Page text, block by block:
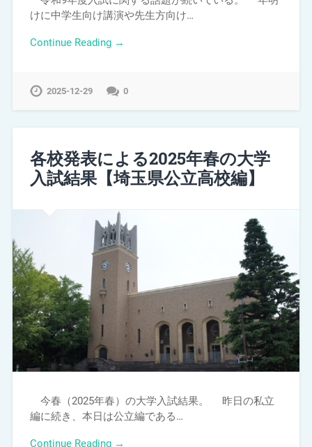
けに中学生向け講演や先生方向け…
Continue Reading →
2025-12-29 0
各校発表による2025年春の大学
入試結果【埼玉県公立高校編】
今春（2025年春）の大学入試結果。 昨日の私立
編に続き、本日は公立編である…
Continue Reading →